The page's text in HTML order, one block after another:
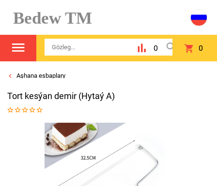
Bedew TM
0 0
Aşhana esbaplary
Tort kesýan demir (Hytaý A)